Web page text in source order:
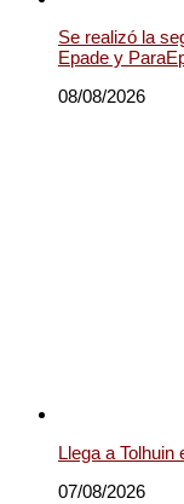
Se realizó la
Epade y
08/08/2026
Llega a Tolhuin
07/08/2026